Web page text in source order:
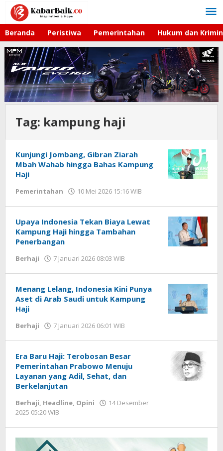
Lewati
konten
Beranda Peristiwa Pemerintahan Hukum dan
Tag: kampung haji
Kunjungi Jombang, Gibran Ziarah
Mbah Wahab hingga Bahas Kampung
Haji
Pemerintahan 10 Mei 2026 15:16 WIB
Upaya Indonesia Tekan Biaya Lewat
Kampung Haji hingga Tambahan
Penerbangan
Berhaji 7 Januari 2026 08:03 WIB
Menang Lelang, Indonesia Kini Punya
Aset di Arab Saudi untuk Kampung
Haji
Berhaji 7 Januari 2026 06:01 WIB
Era Baru Haji: Terobosan Besar
Pemerintahan Prabowo Menuju
Layanan yang Adil, Sehat, dan
Berkelanjutan
Berhaji, Headline, Opini
14 Desember
2025 05:20 WIB